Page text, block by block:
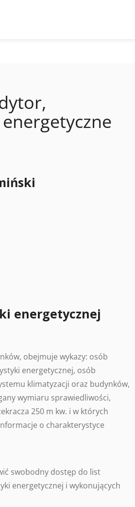
energetycznej
obejmuje wykazy: osób
energetycznej, osób
klimatyzacji oraz budynków,
wymiaru sprawiedliwości,
250 m kw. i w których
o charakterystyce
swobodny dostęp do list
energetycznej i wykonujących